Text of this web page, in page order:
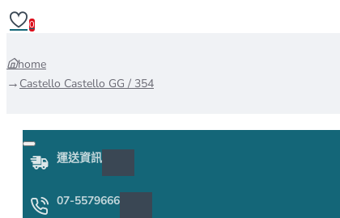
0
home
Castello Castello GG / 354
運送資訊
07-5579666